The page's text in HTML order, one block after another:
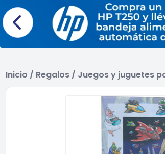
Inicio / Regalos / Juegos y juguetes